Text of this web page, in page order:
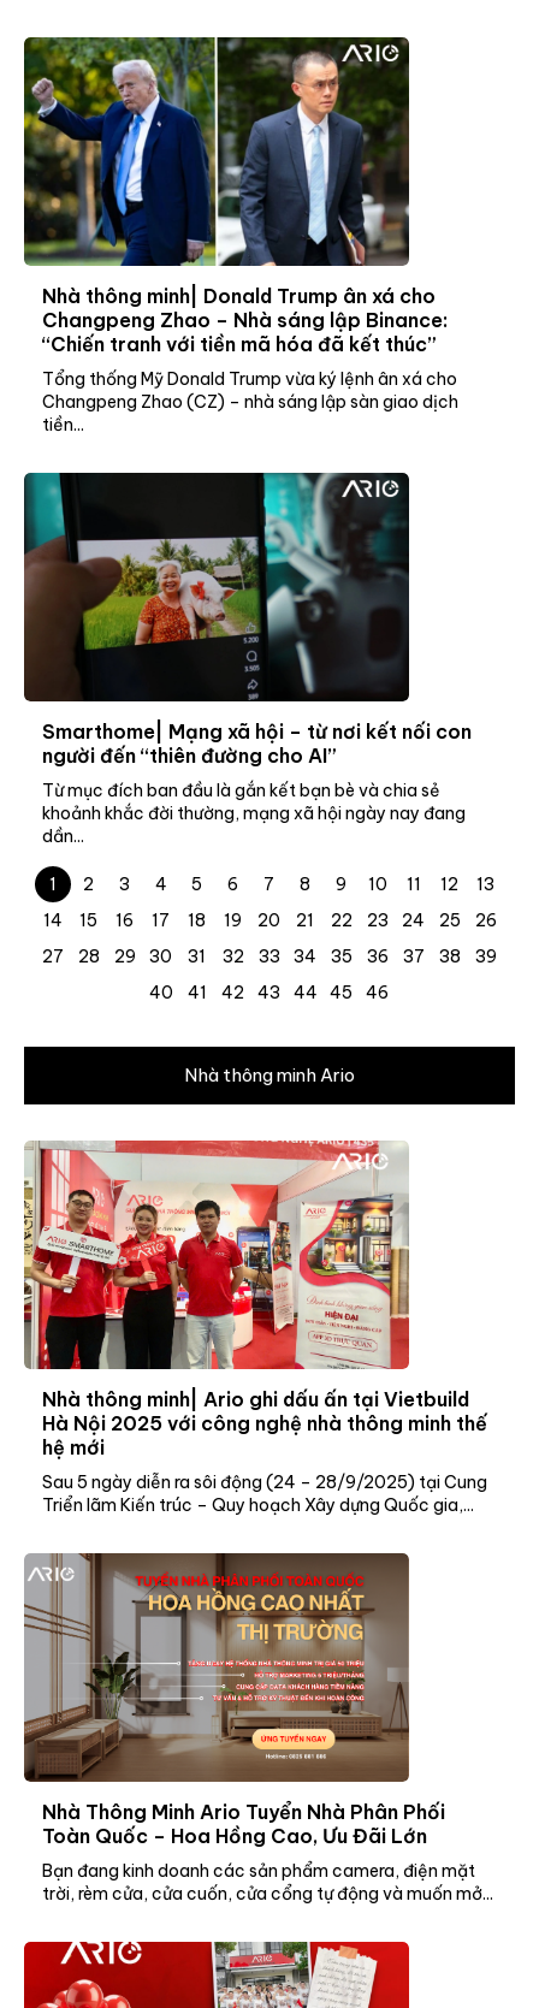
Nhà thông minh| Donald Trump ân xá cho
Changpeng Zhao – Nhà sáng lập Binance:
“Chiến tranh với tiền mã hóa đã kết thúc”
Tổng thống Mỹ Donald Trump vừa ký lệnh ân xá cho
Changpeng Zhao (CZ) – nhà sáng lập sàn giao dịch
tiền...
Smarthome| Mạng xã hội – từ nơi kết nối con
người đến “thiên đường cho AI”
Từ mục đích ban đầu là gắn kết bạn bè và chia sẻ
khoảnh khắc đời thường, mạng xã hội ngày nay đang
dần...
1 2 3 4 5 6 7 8 9 10 11 12
13
14
15 16 17 18 19 20 21 22 23 24 25
26
27
28 29 30 31 32 33 34 35 36 37 38
39
40
41 42 43 44 45 46
Nhà thông minh Ario
Nhà thông minh| Ario ghi dấu ấn tại Vietbuild
Hà Nội 2025 với công nghệ nhà thông minh thế
hệ mới
Sau 5 ngày diễn ra sôi động (24 – 28/9/2025) tại Cung
Triển lãm Kiến trúc – Quy hoạch Xây dựng Quốc gia,...
Nhà Thông Minh Ario Tuyển Nhà Phân Phối
Toàn Quốc – Hoa Hồng Cao, Ưu Đãi Lớn
Bạn đang kinh doanh các sản phẩm camera, điện mặt
trời, rèm cửa, cửa cuốn, cửa cổng tự động và muốn mở...